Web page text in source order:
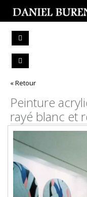
« Retour
Peinture
rayé blanc et